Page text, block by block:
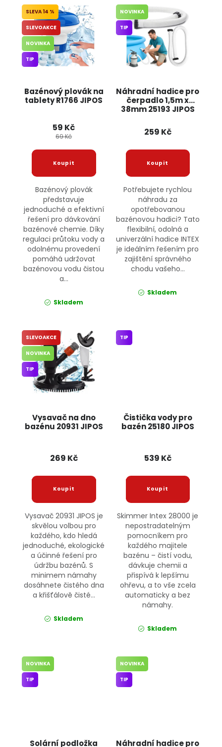
Bazénový plovák na
tablety R1766 JIPOS
14 %
SLEVOAKCE
NOVINKA
TIP
59 Kč
69 Kč
Bazénový plovák
představuje
jednoduché a efektivní
řešení pro dávkování
bazénové chemie. Díky
regulaci průtoku vody a
odolnému provedení
pomáhá udržovat
bazénovou vodu čistou
a...
Skladem
Náhradní hadice pro
čerpadlo 1,5m x
38mm 25193 JIPOS
NOVINKA
TIP
259 Kč
Potřebujete rychlou
náhradu za
opotřebovanou
bazénovou hadici? Tato
flexibilní, odolná a
univerzální hadice INTEX
je ideálním řešením pro
zajištění správného
chodu vašeho...
Skladem
Vysavač na dno
bazénu 20931 JIPOS
SLEVOAKCE
NOVINKA
TIP
269 Kč
Vysavač 20931 JIPOS je
skvělou volbou pro
každého, kdo hledá
jednoduché, ekologické
a účinné řešení pro
údržbu bazénů. S
minimem námahy
dosáhnete čistého dna
a křišťálově čisté...
Skladem
Čistička vody pro
bazén 25180 JIPOS
TIP
539 Kč
Skimmer Intex 28000 je
nepostradatelným
pomocníkem pro
každého majitele
bazénu – čistí vodu,
dávkuje chemii a
přispívá k lepšímu
ohřevu, a to vše zcela
automaticky a bez
námahy.
Skladem
Solární podložka
NOVINKA
TIP
Náhradní hadice pro
NOVINKA
TIP